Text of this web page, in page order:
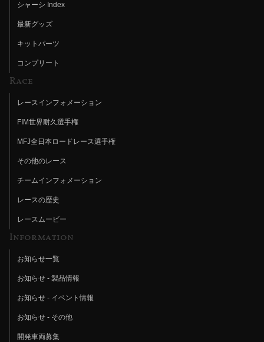
シャーシ Index
最新グッズ
キットパーツ
コンプリート
Race
レースインフォメーション
FIM世界耐久選手権
MFJ全日本ロードレース選手権
その他のレース
チームインフォメーション
レースの歴史
レースムービー
Information
お知らせ一覧
お知らせ - 製品情報
お知らせ - イベント情報
お知らせ - その他
開発車両募集